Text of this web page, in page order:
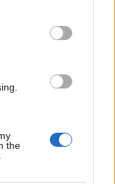
the